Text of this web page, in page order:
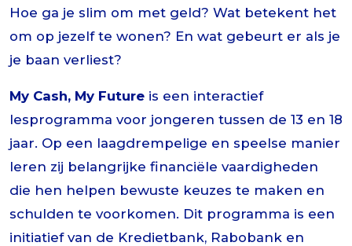
Hoe ga je slim om met geld? Wat betekent het
om op jezelf te wonen? En wat gebeurt er als je
je baan verliest?
My Cash, My Future is een interactief
lesprogramma voor jongeren tussen de 13 en 18
jaar. Op een laagdrempelige en speelse manier
leren zij belangrijke financiële vaardigheden
die hen helpen bewuste keuzes te maken en
schulden te voorkomen. Dit programma is een
initiatief van de Kredietbank, Rabobank en